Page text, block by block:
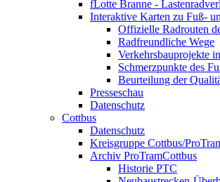
fLotte Branne -
Interaktive Karten zu Fuß-
Offizielle Radrouten
Radfreundliche Wege
Verkehrsbauprojekte
Schmerzpunkte des
Beurteilung der
Presseschau
Datenschutz
Cottbus
Datenschutz
Kreisgruppe Cottbus/
Archiv ProTramCottbus
Historie PTC